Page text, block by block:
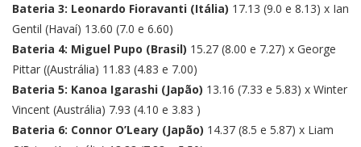
Bateria 3: Leonardo Fioravanti (Itália) 17.13 (9.0 e 8.13) x Ian
Gentil (Havaí) 13.60 (7.0 e 6.60)
Bateria 4: Miguel Pupo (Brasil) 15.27 (8.00 e 7.27) x George
Pittar ((Austrália) 11.83 (4.83 e 7.00)
Bateria 5: Kanoa Igarashi (Japão) 13.16 (7.33 e 5.83) x Winter
Vincent (Austrália) 7.93 (4.10 e 3.83 )
Bateria 6: Connor O’Leary (Japão) 14.37 (8.5 e 5.87) x Liam